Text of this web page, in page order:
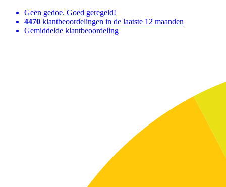
Geen gedoe. Goed geregeld!
4470 klantbeoordelingen in de laatste 12 maanden
Gemiddelde klantbeoordeling